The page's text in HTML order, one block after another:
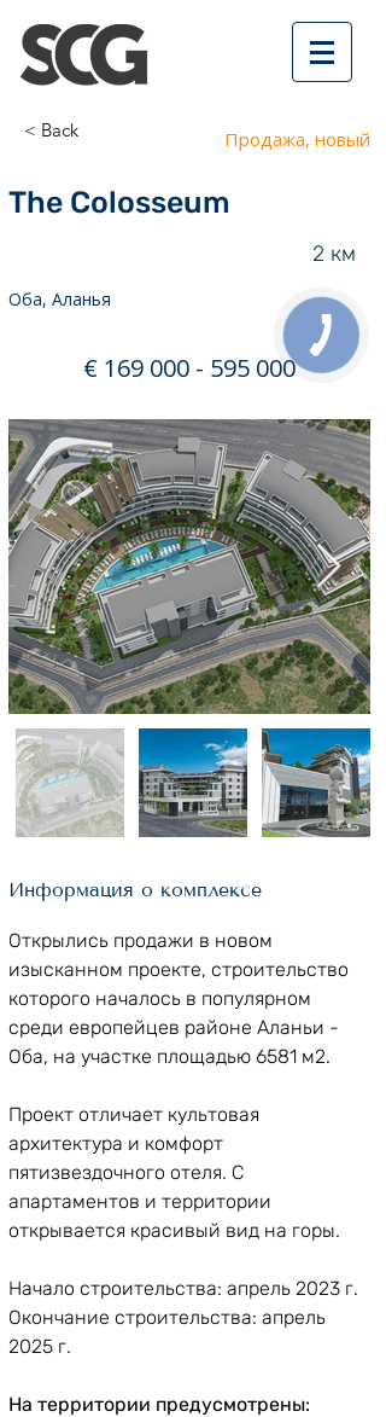
< Back Продажа, новый
The Colosseum
2 км
Оба, Аланья
€ 169 000 - 595 000
Информация о комплексе
Открылись продажи в новом
изысканном проекте, строительство
которого началось в популярном
среди европейцев районе Аланьи -
Оба, на участке площадью 6581 м2.
Проект отличает культовая
архитектура и комфорт
пятизвездочного отеля. С
апартаментов и территории
открывается красивый вид на горы.
Начало строительства: апрель 2023 г.
Окончание строительства: апрель
2025 г.
На территории предусмотрены: